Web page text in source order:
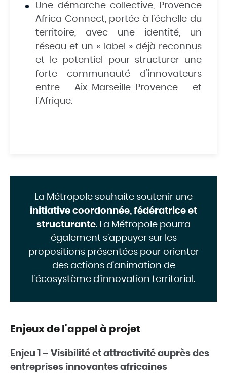
Une démarche collective, Provence
Africa Connect, portée à l’échelle du
territoire, avec une identité, un
réseau et un « label » déjà reconnus
et le potentiel pour structurer une
forte communauté d’innovateurs
entre Aix-Marseille-Provence et
l’Afrique.
La Métropole souhaite soutenir une
initiative coordonnée, fédératrice et
structurante. La Métropole pourra
également s’appuyer sur les
propositions présentées pour orienter
des actions d’animation de
l’écosystème d’innovation territorial.
Enjeux de l'appel à projet
Enjeu 1 – Visibilité et attractivité auprès des
entreprises innovantes africaines